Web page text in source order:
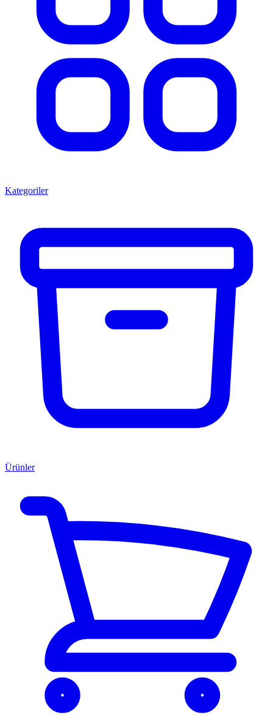
Kategoriler
Ürünler